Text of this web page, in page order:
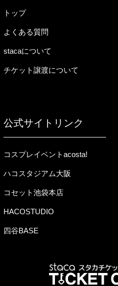
トップ
よくある質問
stacaについて
チケット譲渡について
公式サイトリンク
コスプレイベントacosta!
ハコスタジアム大阪
コセット池袋本店
HACOSTUDIO
四谷BASE